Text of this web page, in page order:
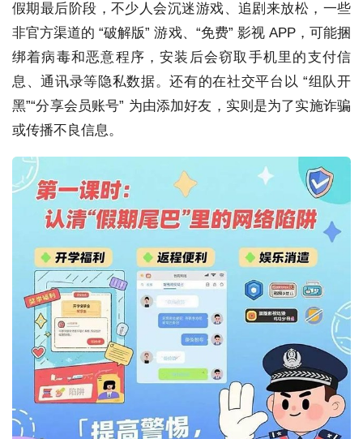
假期最后阶段，不少人会沉迷游戏、追剧来放松，一些
非官方渠道的 “破解版” 游戏、“免费” 影视 APP，可能捆
绑着病毒和恶意程序，安装后会窃取手机里的支付信
息、通讯录等隐私数据。还有的在社交平台以 “组队开
黑”“分享会员账号” 为由添加好友，实则是为了实施诈骗
或传播不良信息。